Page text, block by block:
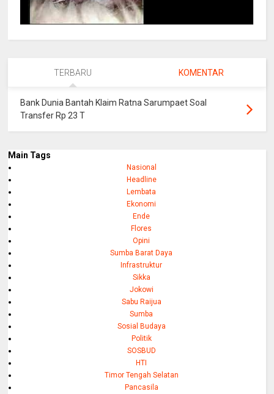
TERBARU KOMENTAR
Bank Dunia Bantah Klaim Ratna Sarumpaet Soal
Transfer Rp 23 T
Main Tags
Nasional
Headline
Lembata
Ekonomi
Ende
Flores
Opini
Sumba Barat Daya
Infrastruktur
Sikka
Jokowi
Sabu Raijua
Sumba
Sosial Budaya
Politik
SOSBUD
HTI
Timor Tengah Selatan
Pancasila